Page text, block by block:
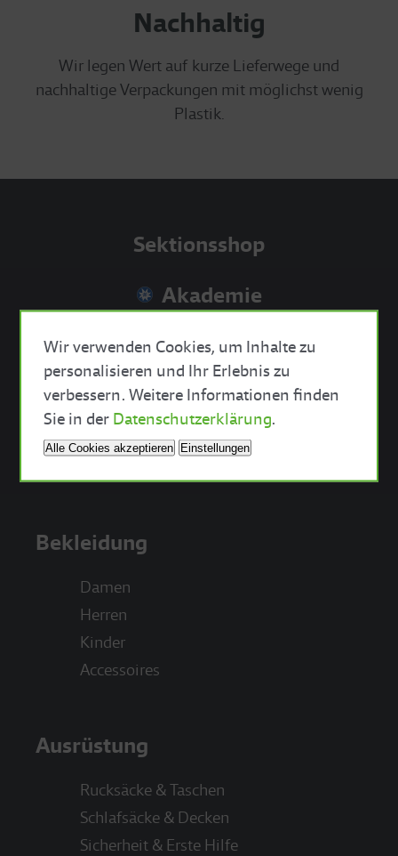
Nachhaltig
Wir legen Wert auf kurze Lieferwege und
nachhaltige Verpackungen mit möglichst wenig
Plastik.
Sektionsshop
Akademie
mein.alpenverein
Bekleidung
Damen
Herren
Kinder
Accessoires
Ausrüstung
Rucksäcke & Taschen
Schlafsäcke & Decken
Sicherheit & Erste Hilfe
Close Cookie Bar
Wir verwenden Cookies, um Inhalte zu
personalisieren und Ihr Erlebnis zu
verbessern. Weitere Informationen finden
Sie in der Datenschutzerklärung.
Alle Cookies akzeptieren Einstellungen